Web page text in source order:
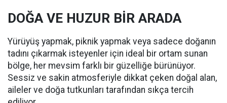
DOĞA VE HUZUR BİR ARADA
Yürüyüş yapmak, piknik yapmak veya sadece doğanın
tadını çıkarmak isteyenler için ideal bir ortam sunan
bölge, her mevsim farklı bir güzelliğe bürünüyor.
Sessiz ve sakin atmosferiyle dikkat çeken doğal alan,
aileler ve doğa tutkunları tarafından sıkça tercih